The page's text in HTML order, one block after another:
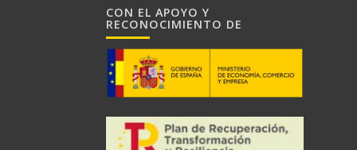
CON EL APOYO Y
RECONOCIMIENTO DE